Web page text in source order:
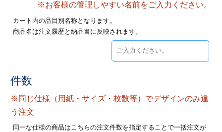
ファイル印刷
ァイル印刷
印刷
名刺印刷
ムカード印刷
刷
カード印刷
※お客様の管理しやすい名前をご入力ください。
カート内の品目別名称となります。
商品名は注文履歴と納品書に反映されます。
件数
※同じ仕様（用紙・サイズ・枚数等）でデザインのみ違
う注文
同一な仕様の商品はこちらの注文件数を指定することで一括注文が